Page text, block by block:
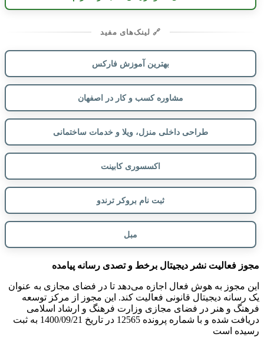
🔗 لینک‌های مفید
بهترین آموزش فارکس
مشاوره کسب و کار در اصفهان
طراحی داخلی منزل، ویلا و خدمات ساختمانی
اکسسوری کابینت
ثبت نام بروکر ترندو
مبل
مجوز فعالیت نشر دیجیتال برخط و تصدی رسانه پیامده
این مجوز به هوش فعال اجازه می‌دهد تا در فضای مجازی به عنوان
یک رسانه دیجیتال قانونی فعالیت کند. این مجوز از مرکز توسعه
فرهنگ و هنر در فضای مجازی وزارت فرهنگ و ارشاد اسلامی
دریافت شده و با شماره پرونده 12565 در تاریخ 1400/09/21 به ثبت
رسیده است